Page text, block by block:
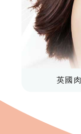
英國